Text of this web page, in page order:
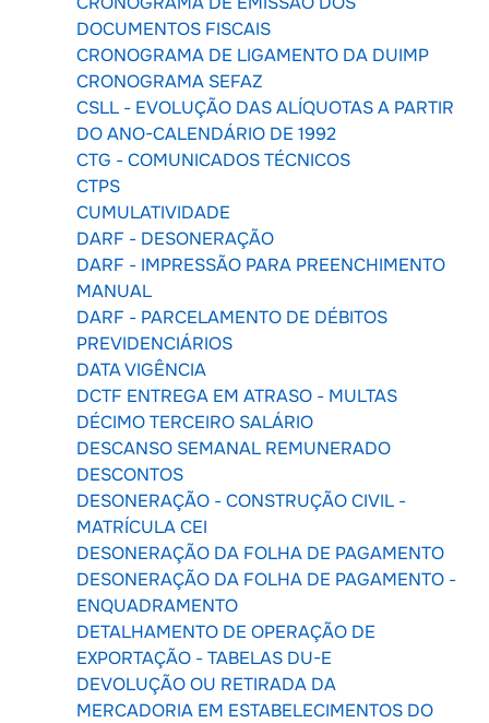
DOCUMENTOS FISCAIS
CRONOGRAMA DE LIGAMENTO DA DUIMP
CRONOGRAMA SEFAZ
CSLL - EVOLUÇÃO DAS ALÍQUOTAS A PARTIR
DO ANO-CALENDÁRIO DE 1992
CTG - COMUNICADOS TÉCNICOS
CTPS
CUMULATIVIDADE
DARF - DESONERAÇÃO
DARF - IMPRESSÃO PARA PREENCHIMENTO
MANUAL
DARF - PARCELAMENTO DE DÉBITOS
PREVIDENCIÁRIOS
DATA VIGÊNCIA
DCTF ENTREGA EM ATRASO - MULTAS
DÉCIMO TERCEIRO SALÁRIO
DESCANSO SEMANAL REMUNERADO
DESCONTOS
DESONERAÇÃO - CONSTRUÇÃO CIVIL -
MATRÍCULA CEI
DESONERAÇÃO DA FOLHA DE PAGAMENTO
DESONERAÇÃO DA FOLHA DE PAGAMENTO -
ENQUADRAMENTO
DETALHAMENTO DE OPERAÇÃO DE
EXPORTAÇÃO - TABELAS DU-E
DEVOLUÇÃO OU RETIRADA DA
MERCADORIA EM ESTABELECIMENTOS DO